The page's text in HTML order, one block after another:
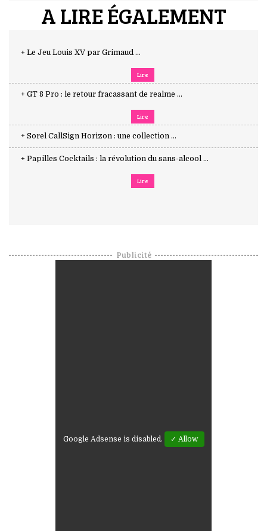
A LIRE ÉGALEMENT
+ Le Jeu Louis XV par Grimaud ...
Lire
+ GT 8 Pro : le retour fracassant de realme ...
Lire
+ Sorel CallSign Horizon : une collection ...
+ Papilles Cocktails : la révolution du sans-alcool ...
Lire
Publicité
Google Adsense is disabled. ✓ Allow